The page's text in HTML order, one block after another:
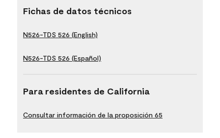
Fichas de datos técnicos
N526-TDS 526 (English)
N526-TDS 526 (Español)
Para residentes de California
Consultar información de la proposición 65